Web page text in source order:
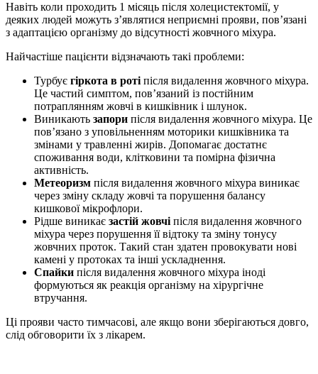
Навіть коли проходить 1 місяць після холецистектомії, у
деяких людей можуть з’являтися неприємні прояви, пов’язані
з адаптацією організму до відсутності жовчного міхура.
Найчастіше пацієнти відзначають такі проблеми:
Турбує гіркота в роті після видалення жовчного міхура.
Це частий симптом, пов’язаний із постійним
потраплянням жовчі в кишківник і шлунок.
Виникають запори після видалення жовчного міхура. Це
пов’язано з уповільненням моторики кишківника та
змінами у травленні жирів. Допомагає достатнє
споживання води, клітковини та помірна фізична
активність.
Метеоризм після видалення жовчного міхура виникає
через зміну складу жовчі та порушення балансу
кишкової мікрофлори.
Рідше виникає застій жовчі після видалення жовчного
міхура через порушення її відтоку та зміну тонусу
жовчних проток. Такий стан здатен провокувати нові
камені у протоках та інші ускладнення.
Спайки після видалення жовчного міхура іноді
формуються як реакція організму на хірургічне
втручання.
Ці прояви часто тимчасові, але якщо вони зберігаються довго,
слід обговорити їх з лікарем.